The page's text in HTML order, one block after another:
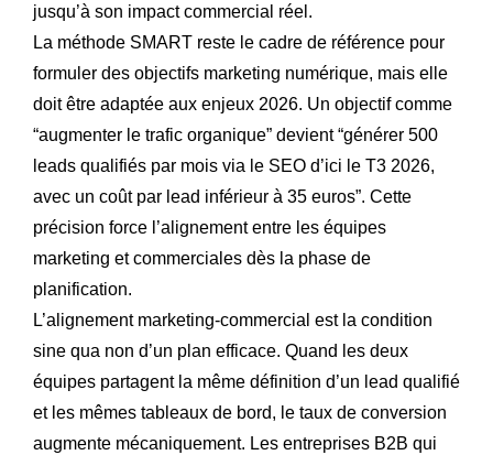
jusqu’à son impact commercial réel.
La méthode SMART reste le cadre de référence pour
formuler des objectifs marketing numérique, mais elle
doit être adaptée aux enjeux 2026. Un objectif comme
“augmenter le trafic organique” devient “générer 500
leads qualifiés par mois via le SEO d’ici le T3 2026,
avec un coût par lead inférieur à 35 euros”. Cette
précision force l’alignement entre les équipes
marketing et commerciales dès la phase de
planification.
L’alignement marketing-commercial est la condition
sine qua non d’un plan efficace. Quand les deux
équipes partagent la même définition d’un lead qualifié
et les mêmes tableaux de bord, le taux de conversion
augmente mécaniquement. Les entreprises B2B qui